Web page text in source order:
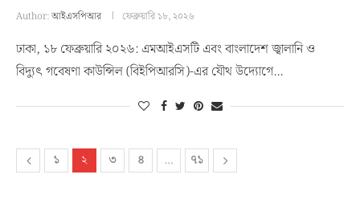
Author:আইএসপিআর ফেব্রুয়ারি ১৮, ২০২৬
ঢাকা, ১৮ ফেব্রুয়ারি ২০২৬: এমআইএসটি এবং বাংলাদেশ জ্বালানি ও
বিদ্যুৎ গবেষণা কাউন্সিল (বিইপিআরসি)-এর যৌথ উদ্যোগে…
১ ২ ৩ ৪ … ৭১